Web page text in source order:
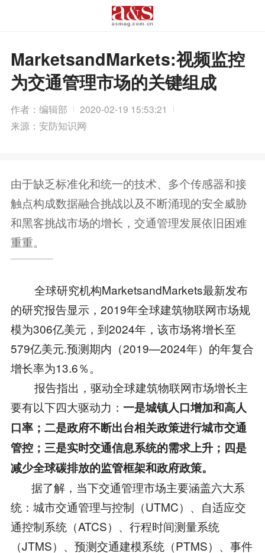
MarketsandMarkets:视频监控
为交通管理市场的关键组成
作者：编辑部
2020-02-19 15:53:21
来源：安防知识网
由于缺乏标准化和统一的技术、多个传感器和接
触点构成数据融合挑战以及不断涌现的安全威胁
和黑客挑战市场的增长，交通管理发展依旧困难
重重。
全球研究机构MarketsandMarkets最新发布
的研究报告显示，2019年全球建筑物联网市场规
模为306亿美元，到2024年，该市场将增长至
579亿美元.预测期内（2019—2024年）的年复合
增长率为13.6％。
报告指出，驱动全球建筑物联网市场增长主
要有以下四大驱动力： 一是城镇人口增加和高人
口率；二是政府不断出台相关政策进行城市交通
管控；三是实时交通信息系统的需求上升；四是
减少全球碳排放的监管框架和政府政策。
据了解，当下交通管理市场主要涵盖六大系
统：城市交通管理与控制（UTMC）、自适应交
通控制系统（ATCS）、行程时间测量系统
（JTMS）、预测交通建模系统（PTMS）、事件